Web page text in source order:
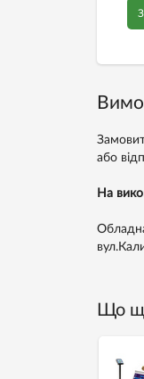
або
На
Що